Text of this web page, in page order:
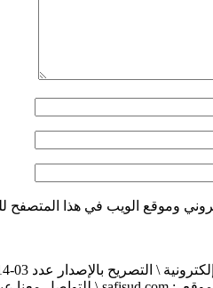
وموقع الويب في هذا المتصفح